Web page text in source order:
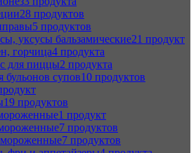
28 продуктов
5 продуктов
уксусы бальзамические21 продукт
горчица4 продукта
для пиццы2 продукта
бульонов супов10 продуктов
19 продуктов
1 продукт
7 продуктов
7 продуктов